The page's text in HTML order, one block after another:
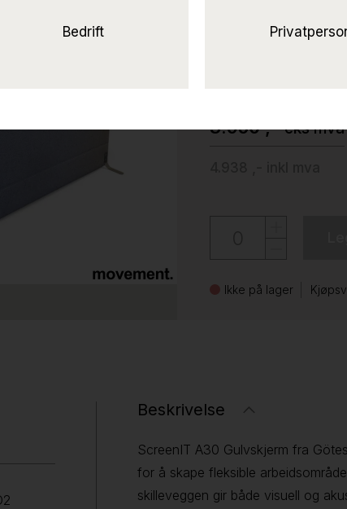
Gråmelert stoff, ben i
3.950 ,-eks mva
Ikke på lager
2
Beskrivelse
ScreenIT A30 Gulvskjerm fra
for å skape fleksible
skilleveggen gir både visuell og
Bedrift